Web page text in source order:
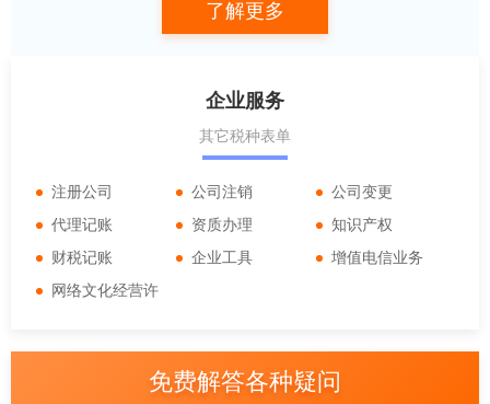
别很大。
了解更多
企业服务
其它税种表单
注册公司 公司注销
公司变更
代理记账
资质办理
知识产权
财税记账
企业工具
增值电信业务
网络文化经营许
免费解答各种疑问